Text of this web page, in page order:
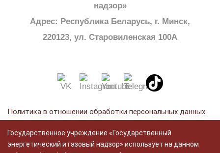
надзор»
Адрес: Республика Беларусь, г. Минск,
220123, ул. Старовиленская 100А
Политика в отношении обработки персональных данных
Политика видеонаблюдения
Государственное учреждение «Государственный
энергетический и газовый надзор» использует на данном